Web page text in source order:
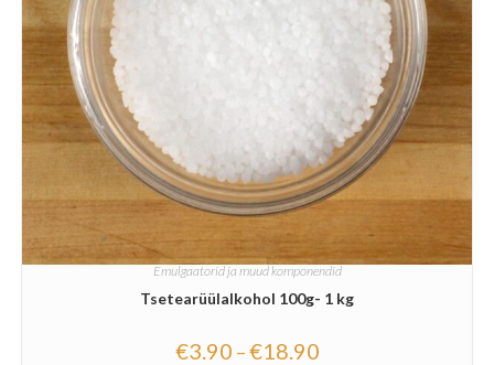
Emulgaatorid ja muud komponendid
Tsetearüülalkohol 100g- 1 kg
€3.90 –€18.90